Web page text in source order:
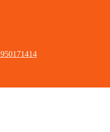
950171414